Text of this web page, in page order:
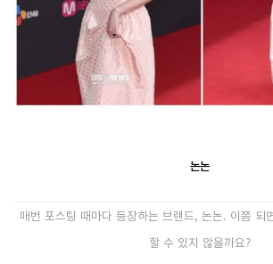
논논
매번 포스팅 때마다 등장하는 브랜드, 논논. 이쯤 되
할 수 있지 않을까요?